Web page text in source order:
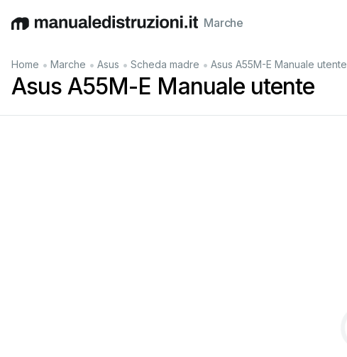
EnglishDeutschEspañol Italiano Français
Marche
Home • Marche • Asus • Scheda madre • Asus A55M-E Manuale utente
Asus A55M-E Manuale utente